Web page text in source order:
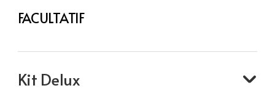
FACULTATIF
Kit Delux